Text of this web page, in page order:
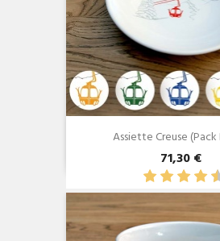
Assiette Creuse (Pack
71,30 €
Aperçu